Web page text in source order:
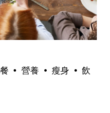
營養 瘦身
飲